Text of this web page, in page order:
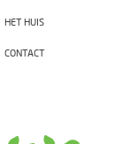
HET HUIS
CONTACT